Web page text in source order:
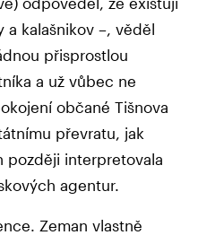
a kalašnikov –, věděl
přisprostlou
a už vůbec ne
občané Tišnova
převratu, jak
později interpretovala
agentur.
Zeman vlastně